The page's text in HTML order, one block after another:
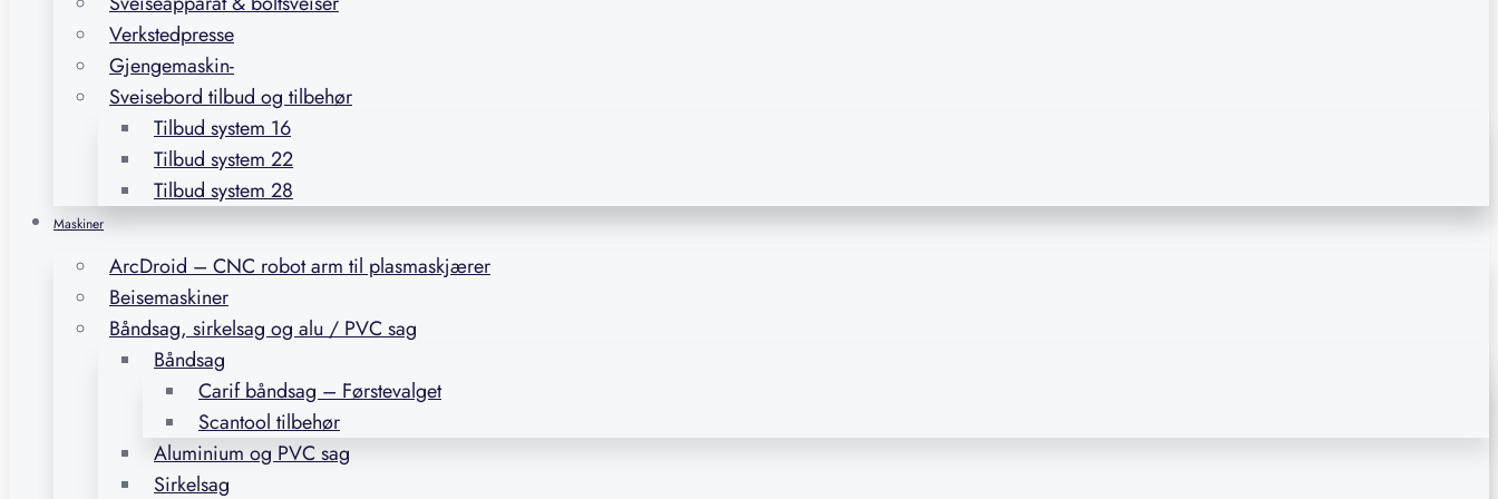
Verkstedpresse
Gjengemaskin-
Sveisebord tilbud og tilbehør
Tilbud system 16
Tilbud system 22
Tilbud system 28
Maskiner
ArcDroid – CNC robot arm til plasmaskjærer
Beisemaskiner
Båndsag, sirkelsag og alu / PVC sag
Båndsag
Carif båndsag – Førstevalget
Scantool tilbehør
Aluminium og PVC sag
Sirkelsag